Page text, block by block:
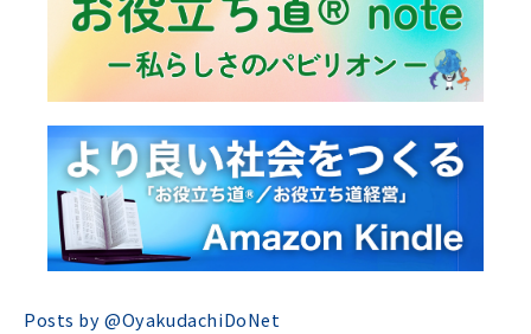
Posts by @OyakudachiDoNet